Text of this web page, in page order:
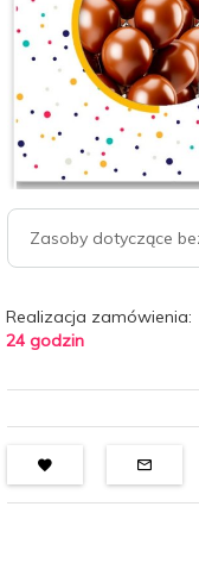
Zasoby dotyczące
Realizacja zamówienia:
24 godzin